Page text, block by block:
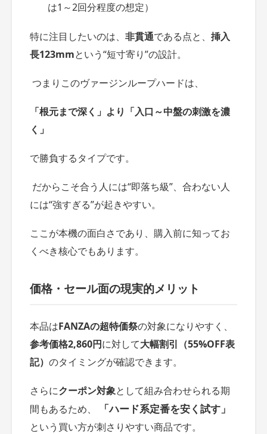
は1～2回分程度の想定）
特に注目したいのは、 非貫通である点と、 挿入
長123mmという“短寸寄り”の設計。
つまりこのヴァージンループハードは、
「根元まで深く」より「入口～中盤の刺激を濃
く」
で勝負するタイプです。
だからこそ合う人には“即落ち級”、合わない人
には“強すぎる”が起きやすい。
ここが本機の面白さであり、購入前に知ってお
くべき核心でもあります。
価格・セール面の現実的メリット
本品はFANZAの超特価祭の対象になりやすく、
参考価格2,860円に対して大幅割引（55%OFF表
記） のタイミングが確認できます。
さらにクーポン対象として組み合わせられる期
間もあるため、
「ハード系定番を安く試す」
という買い方が刺さりやすい商品です。